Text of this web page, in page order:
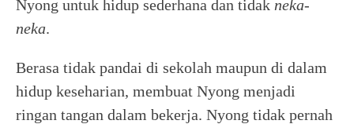
Nyong untuk hidup sederhana dan tidak neka-
neka.
Berasa tidak pandai di sekolah maupun di dalam
hidup keseharian, membuat Nyong menjadi
ringan tangan dalam bekerja. Nyong tidak pernah